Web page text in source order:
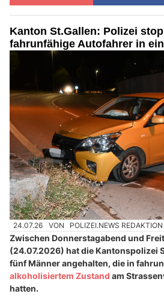
Kanton St.Gallen: Polizei
fahrunfähige Autofahrer in
24.07.26 VON POLIZEI.NEWS REDAKTION
Zwischen Donnerstagabend und
(24.07.2026) hat die Kantonspolizei
fünf Männer angehalten, die in
alkoholisiertem Zustand am
hatten.